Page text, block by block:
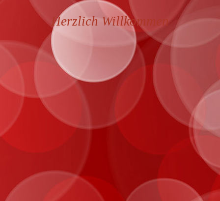
Herzlich Willkommen